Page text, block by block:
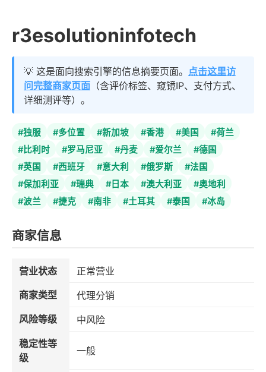
r3esolutioninfotech
💡 这是面向搜索引擎的信息摘要页面。 点击这里访
问完整商家页面 （含评价标签、窥镜IP、支付方式、
详细测评等）。
#独服 #多位置 #新加坡 #香港 #美国
#荷兰
#比利时
#罗马尼亚 #丹麦 #爱尔兰
#德国
#英国
#西班牙 #意大利 #俄罗斯
#法国
#保加利亚
#瑞典 #日本 #澳大利亚
#奥地利
#波兰
#捷克 #南非 #土耳其 #泰国 #冰岛
商家信息
营业状态
正常营业
商家类型
代理分销
风险等级
中风险
稳定性等
级
一般